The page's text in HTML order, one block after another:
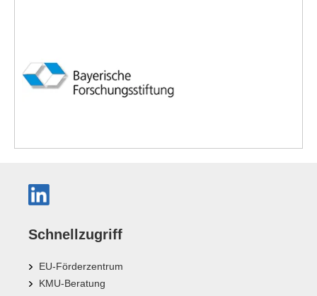
Schnellzugriff
EU-Förderzentrum
KMU-Beratung